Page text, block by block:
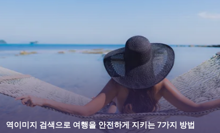
역이미지 검색으로 여행을 안전하게 지키는 7가지 방법